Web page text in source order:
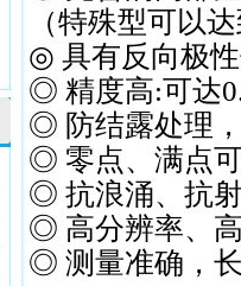
（特殊型可以
◎ 具有反向极
◎ 精度高:可达
◎ 防结露处理
◎ 零点、满点
◎ 抗浪涌、抗
◎ 高分辨率、
◎ 测量准确，